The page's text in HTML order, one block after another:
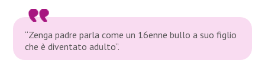
“Zenga padre parla come un 16enne bullo a suo figlio
che è diventato adulto”.